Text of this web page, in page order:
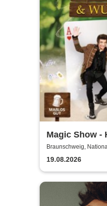
Magic Show -
Wunder -
Braunschweig,
GmbH
19.08.2026